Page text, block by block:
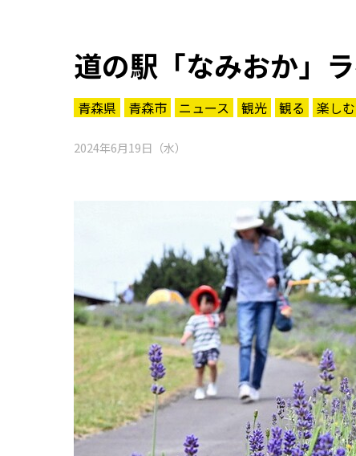
道の駅「なみおか」
青森県 青森市 ニュース 観光 観る 楽しむ
2024年6月19日（水）
パワースポット